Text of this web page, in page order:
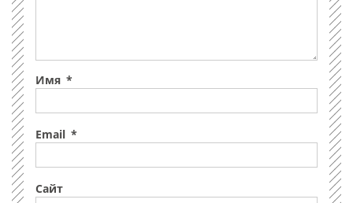
Имя *
Email *
Сайт